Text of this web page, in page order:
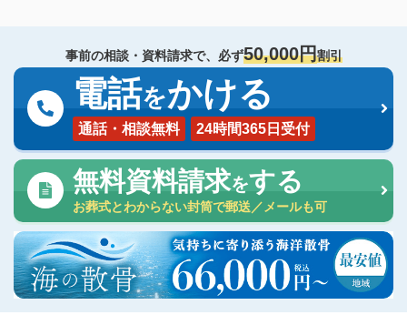
事前の相談・資料請求で、必ず50,000円割引
電話をかける
通話・相談無料 24時間365日受付
無料資料請求をする
お葬式とわからない封筒で郵送／メールも可